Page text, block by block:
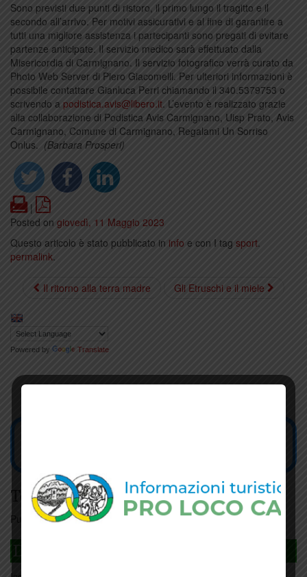
Sono previsti due punti di ristoro, il primo lungo il tragitto e il
secondo all’arrivo. Per motivi assicurativi e al fine di garantire a
tutti una migliore assistenza i partecipanti sono pregati di evitare
partenze anticipate. Il servizio medico sarà effettuato dalla
Misericordia di Carmignano. Il servizio fotografico verrà curato da
Photo Web Server di Piero Giacomelli. Per ulteriori informazioni è
possibile contattare Gianluca Perri chiamando il 340.5379753 o
scrivendo a podistica.avis@libero.it. L’evento è realizzato grazie
alla collaborazione di Podistica Avis Carmignano, Uisp Prato, Avis
Carmignano, Comune di Carmignano, Regalami Un Sorriso
Onlus. (Barbara Prosperi)
Print
|
Posted on giovedì, 11 Maggio 2023
Questo articolo è stato pubblicato in info e con I tag sport.
permalink.
Il ritorno alla terra madre Gli Etruschi e il miele
Powered by Translate
Tesseramento
Puoi tesserarti onlinecliccando qui
DAGLI L'ANDA